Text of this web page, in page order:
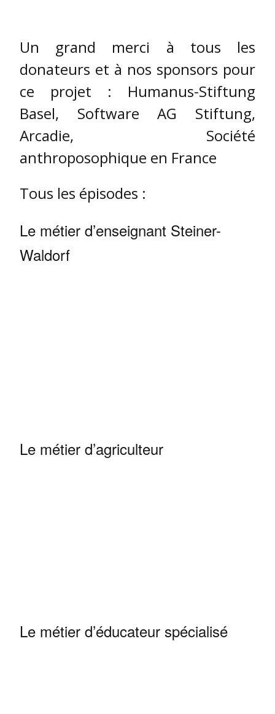
Un grand merci à tous les
donateurs et à nos sponsors pour
ce projet : Humanus-Stiftung
Basel, Software AG Stiftung,
Arcadie, Société
anthroposophique en France
Tous les épisodes :
Le métier d’enseignant Steiner-
Waldorf
Le métier d’agriculteur
Le métier d’éducateur spécialisé